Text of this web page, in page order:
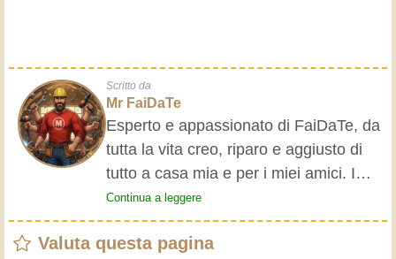
Scritto da
Mr FaiDaTe
Esperto e appassionato di FaiDaTe, da
tutta la vita creo, riparo e aggiusto di
tutto a casa mia e per i miei amici. I
nonni mi hanno insegnato i primi
rudimenti, fin da piccolo e da allora ho
fatto un sacco di esperienze.
Continua a leggere
Valuta questa pagina